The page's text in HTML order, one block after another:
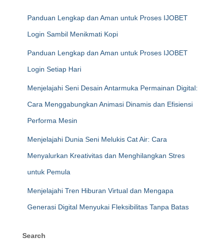
Panduan Lengkap dan Aman untuk Proses IJOBET
Login Sambil Menikmati Kopi
Panduan Lengkap dan Aman untuk Proses IJOBET
Login Setiap Hari
Menjelajahi Seni Desain Antarmuka Permainan Digital:
Cara Menggabungkan Animasi Dinamis dan Efisiensi
Performa Mesin
Menjelajahi Dunia Seni Melukis Cat Air: Cara
Menyalurkan Kreativitas dan Menghilangkan Stres
untuk Pemula
Menjelajahi Tren Hiburan Virtual dan Mengapa
Generasi Digital Menyukai Fleksibilitas Tanpa Batas
Search